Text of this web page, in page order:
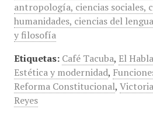
antropología, ciencias sociales,
humanidades, ciencias del
y filosofía
Etiquetas: Café Tacuba, El
Estética y modernidad,
Reforma Constitucional,
Reyes